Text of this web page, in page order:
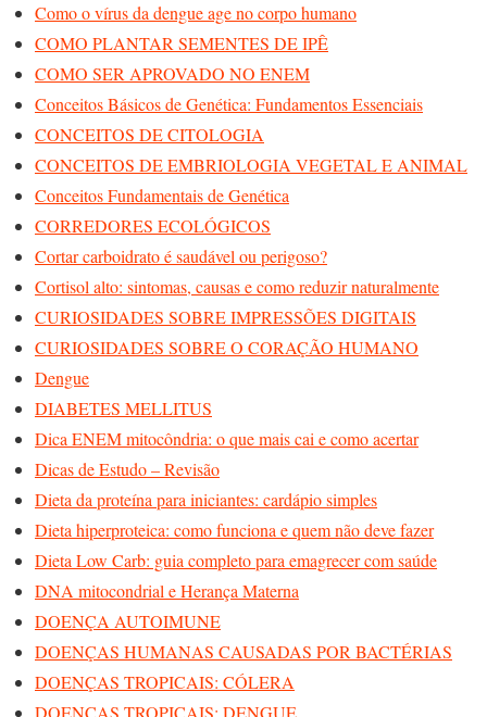
Como o vírus da dengue age no corpo humano
COMO PLANTAR SEMENTES DE IPÊ
COMO SER APROVADO NO ENEM
Conceitos Básicos de Genética: Fundamentos Essenciais
CONCEITOS DE CITOLOGIA
CONCEITOS DE EMBRIOLOGIA VEGETAL E ANIMAL
Conceitos Fundamentais de Genética
CORREDORES ECOLÓGICOS
Cortar carboidrato é saudável ou perigoso?
Cortisol alto: sintomas, causas e como reduzir naturalmente
CURIOSIDADES SOBRE IMPRESSÕES DIGITAIS
CURIOSIDADES SOBRE O CORAÇÃO HUMANO
Dengue
DIABETES MELLITUS
Dica ENEM mitocôndria: o que mais cai e como acertar
Dicas de Estudo – Revisão
Dieta da proteína para iniciantes: cardápio simples
Dieta hiperproteica: como funciona e quem não deve fazer
Dieta Low Carb: guia completo para emagrecer com saúde
DNA mitocondrial e Herança Materna
DOENÇA AUTOIMUNE
DOENÇAS HUMANAS CAUSADAS POR BACTÉRIAS
DOENÇAS TROPICAIS: CÓLERA